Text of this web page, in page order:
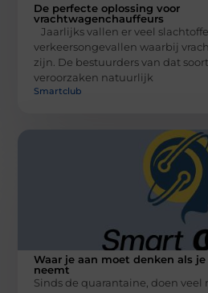
De perfecte oplossing voor
vrachtwagenchauffeurs
Jaarlijks vallen er veel
verkeersongevallen waarbij
zijn. De bestuurders van dat
veroorzaken natuurlijk
Smartclub
Waar je aan moet denken als
neemt
Sinds de quarantaine, doen